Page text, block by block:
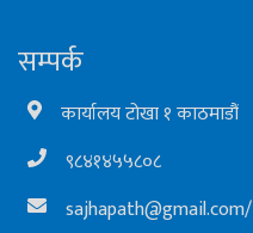
सम्पर्क
कार्यालय टोखा १ काठमाडौं
९८४१४५५८०८
sajhapath@gmail.com/